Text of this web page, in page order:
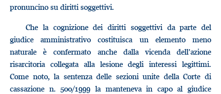
pronuncino su diritti soggettivi.
Che la cognizione dei diritti soggettivi da parte del
giudice amministrativo costituisca un elemento meno
naturale è confermato anche dalla vicenda dell’azione
risarcitoria collegata alla lesione degli interessi legittimi.
Come noto, la sentenza delle sezioni unite della Corte di
cassazione n. 500/1999 la manteneva in capo al giudice